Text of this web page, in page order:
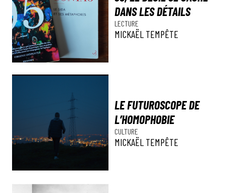
DANS LES DÉTAILS
LECTURE
MICKAËL TEMPÊTE
LE FUTUROSCOPE DE
L’HOMOPHOBIE
CULTURE
MICKAËL TEMPÊTE